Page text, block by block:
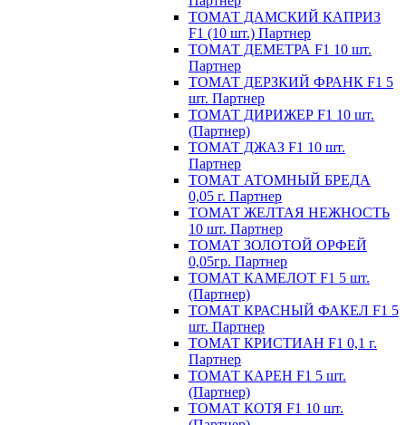
ТОМАТ ДАМСКИЙ КАПРИЗ
F1 (10 шт.) Партнер
ТОМАТ ДЕМЕТРА F1 10 шт.
Партнер
ТОМАТ ДЕРЗКИЙ ФРАНК F1 5
шт. Партнер
ТОМАТ ДИРИЖЕР F1 10 шт.
(Партнер)
ТОМАТ ДЖАЗ F1 10 шт.
Партнер
ТОМАТ АТОМНЫЙ БРЕДА
0,05 г. Партнер
ТОМАТ ЖЕЛТАЯ НЕЖНОСТЬ
10 шт. Партнер
ТОМАТ ЗОЛОТОЙ ОРФЕЙ
0,05гр. Партнер
ТОМАТ КАМЕЛОТ F1 5 шт.
(Партнер)
ТОМАТ КРАСНЫЙ ФАКЕЛ F1 5
шт. Партнер
ТОМАТ КРИСТИАН F1 0,1 г.
Партнер
ТОМАТ КАРЕН F1 5 шт.
(Партнер)
ТОМАТ КОТЯ F1 10 шт.